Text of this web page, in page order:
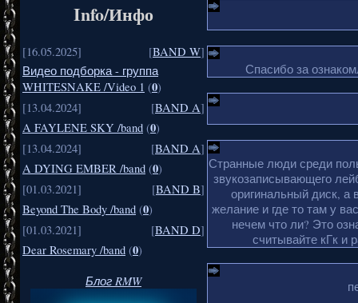
Info/Инфо
[16.05.2025] [BAND W]
Видео подборка - группа
WHITESNAKE /Video 1 (0)
[13.04.2024]
[BAND A]
A FAYLENE SKY /band (0)
[13.04.2024]
[BAND A]
A DYING EMBER /band (0)
[01.03.2021]
[BAND B]
Beyond The Body /band (0)
[01.03.2021]
[BAND D]
Dear Rosemary /band (0)
Блог RMW
Спасибо за
Странные люди среди
звукозаписывающего
оригинальный диск, а
желание и где то там у
нечем что ли? Это
считывайте кГк и